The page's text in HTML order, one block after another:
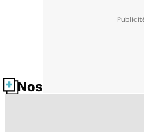
Nos fiches santé